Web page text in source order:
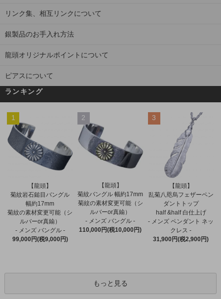
リンク集、相互リンクについて
銀製品のお手入れ方法
龍頭オリジナルポイントについて
ピアスについて
ランキング
1
【龍頭】
菊紋岩石鎚目バングル
幅約17mm
菊紋の素材変更可能（シ
ルバーor真鍮）
- メンズ バングル -
99,000円(税9,000円)
2
【龍頭】
菊紋バングル 幅約17mm
菊紋の素材変更可能（シ
ルバーor真鍮）
- メンズ バングル -
110,000円(税10,000円)
3
【龍頭】
乱菊八咫烏フェザーペン
ダントトップ
half &half 白仕上げ
- メンズ ペンダント ネッ
クレス -
31,900円(税2,900円)
もっと見る